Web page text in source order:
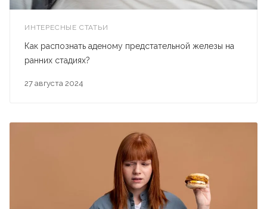
ИНТЕРЕСНЫЕ СТАТЬИ
27 августа 2024
Как распознать аденому предстательной железы на
ранних стадиях?